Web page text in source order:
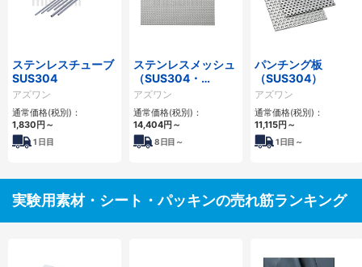
ステンレスチューブ
SUS304
アズワン
通常価格(税別)：
1,830円 ～
1 日目
ステンレスメッシュ
（SUS304・
SUS316）
アズワン
通常価格(税別)：
14,404円 ～
8日目～
パンチング板
（SUS304）
アズワン
通常価格(税別)：
11,115円 ～
1日目～
実験用素材・シート・パッキンの売れ筋ランキング